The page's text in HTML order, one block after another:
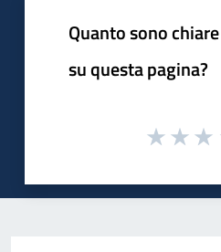
Quanto sono
su questa pagina?